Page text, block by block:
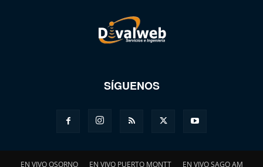
SÍGUENOS
EN VIVO OSORNO EN VIVO PUERTO MONTT EN VIVO SAGO AM